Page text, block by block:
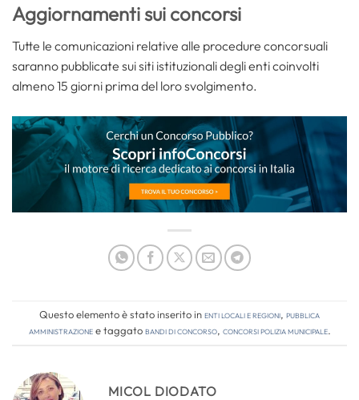
Aggiornamenti sui concorsi
Tutte le comunicazioni relative alle procedure concorsuali
saranno pubblicate sui siti istituzionali degli enti coinvolti
almeno 15 giorni prima del loro svolgimento.
Questo elemento è stato inserito inEnti locali e regioni, Pubblica
amministrazionee taggatobandi di concorso, concorsi polizia municipale.
MICOL DIODATO